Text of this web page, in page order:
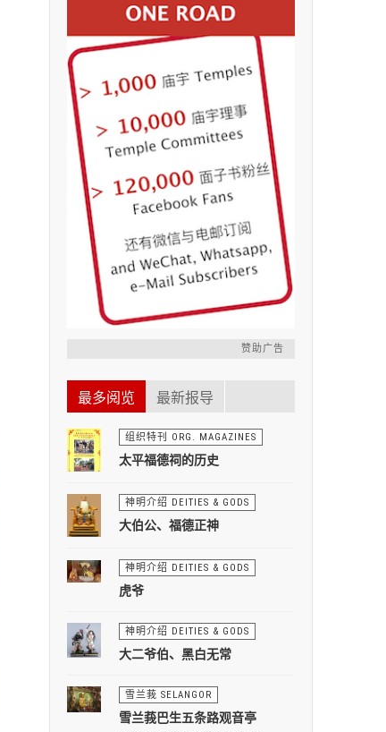
赞助广告
最多阅览 最新报导
组织特刊 ORG. MAGAZINES
太平福德祠的历史
神明介绍 DEITIES & GODS
大伯公、福德正神
神明介绍 DEITIES & GODS
虎爷
神明介绍 DEITIES & GODS
大二爷伯、黑白无常
雪兰莪 SELANGOR
雪兰莪巴生五条路观音亭